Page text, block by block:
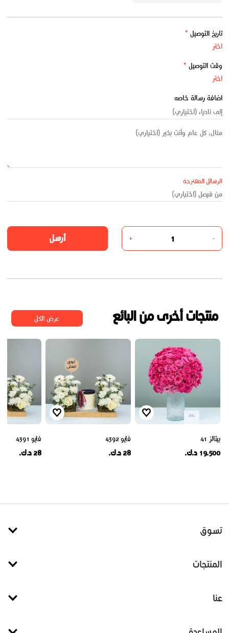
تاريخ التوصيل *
وقت التوصيل *
اضافة رسالة خاصه
الرسائل المقترحة
-
+ أرسل
منتجات أخرى من البائع عرض الكل
بيتالز 41
19.500 د.ك.
فايو 4392
28 د.ك.
فايو 4391
28 د.ك.
تسوق
المنتجات
عنا